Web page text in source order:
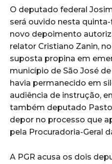
O deputado federal
será ouvido nesta quinta-
novo depoimento
relator Cristiano Zanin,
suposta propina em
município de São José
havia permanecido em
audiência de instrução,
também deputado
depor no processo que
pela Procuradoria-Geral
A PGR acusa os dois